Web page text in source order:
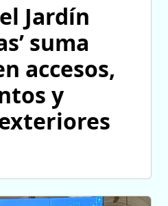
Jardín
suma
accesos,
y